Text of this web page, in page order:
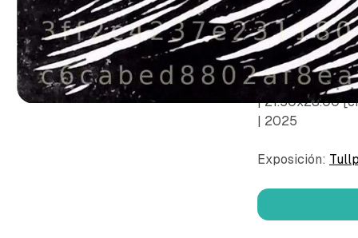
© Ochoa Perez,
| Grabado en
| 21.50x28.00
| 2025
Exposición: